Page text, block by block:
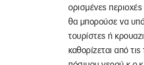
ορισμένες
θα μπορούσε να
τουρίστες ή
καθορίζεται από